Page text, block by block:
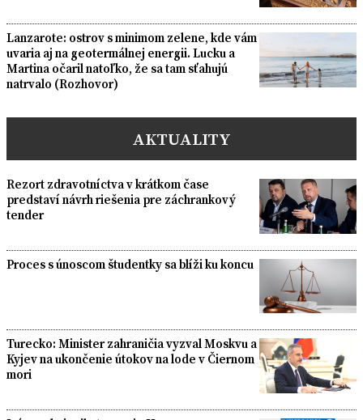
Lanzarote: ostrov s minimom zelene, kde vám
uvaria aj na geotermálnej energii. Lucku a
Martina očaril natoľko, že sa tam sťahujú
natrvalo (Rozhovor)
AKTUALITY
Rezort zdravotníctva v krátkom čase
predstaví návrh riešenia pre záchrankový
tender
Proces s únoscom študentky sa blíži ku koncu
Turecko: Minister zahraničia vyzval Moskvu a
Kyjev na ukončenie útokov na lode v Čiernom
mori